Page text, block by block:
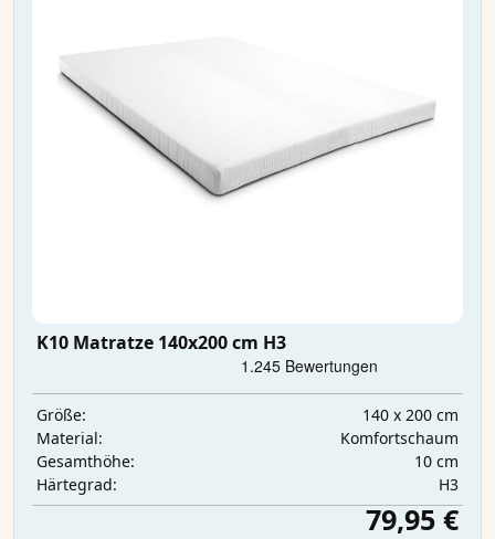
K10 Matratze 140x200 cm H3
Größe:
140 x 200 cm
Material:
Komfortschaum
Gesamthöhe:
10 cm
Härtegrad:
H3
79,95 €